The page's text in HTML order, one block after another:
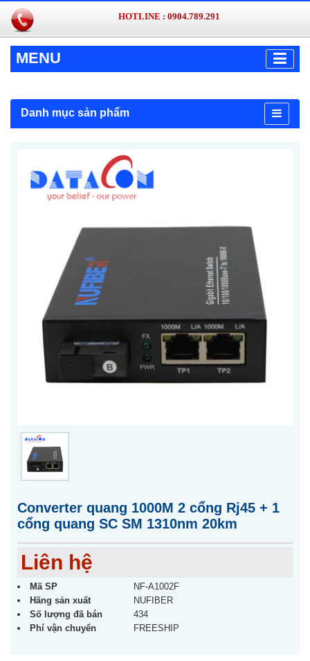
HOTLINE : 0904.789.291
MENU
Danh mục sản phẩm
Converter quang 1000M 2 cổng Rj45 + 1
cổng quang SC SM 1310nm 20km
Liên hệ
Mã SP
NF-A1002F
Hãng sản xuất
NUFIBER
Số lượng đã bán
434
Phí vận chuyển
FREESHIP